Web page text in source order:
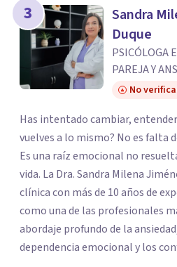
3
Sandra
Duque
PSICÓLOGA
PAREJA Y
No
Has intentado cambiar,
vuelves a lo mismo? No es falta
Es una raíz emocional no
vida. La Dra. Sandra Milena Jiménez Duque es psicóloga
clínica con más de 10 años de
como una de las profesionales
abordaje profundo de la
dependencia emocional y los